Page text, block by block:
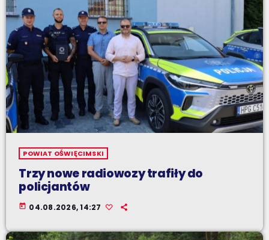
POWIAT OŚWIĘCIMSKI
Trzy nowe radiowozy trafiły do
policjantów
today 04.08.2026, 14:27